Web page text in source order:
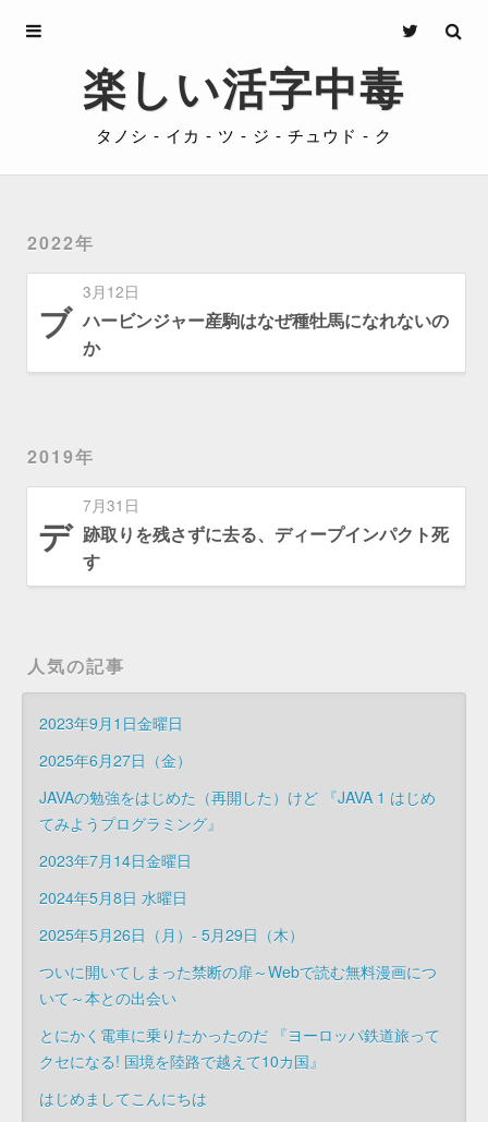
楽しい活字中毒
タノシ - イカ - ツ - ジ - チュウド - ク
2022年
ブ
3月12日
ハービンジャー産駒はなぜ種牡馬になれないの
か
2019年
デ
7月31日
跡取りを残さずに去る、ディープインパクト死
す
人気の記事
2023年9月1日金曜日
2025年6月27日（金）
JAVAの勉強をはじめた（再開した）けど 『JAVA 1 はじめ
てみようプログラミング』
2023年7月14日金曜日
2024年5月8日 水曜日
2025年5月26日（月）- 5月29日（木）
ついに開いてしまった禁断の扉～Webで読む無料漫画につ
いて～本との出会い
とにかく電車に乗りたかったのだ 『ヨーロッパ鉄道旅って
クセになる! 国境を陸路で越えて10カ国』
はじめましてこんにちは
Archives